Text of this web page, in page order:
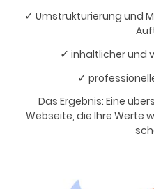
✓ Umstrukturierung und
✓ inhaltlicher und
✓
Das Ergebnis: Eine
Webseite, die Ihre Werte